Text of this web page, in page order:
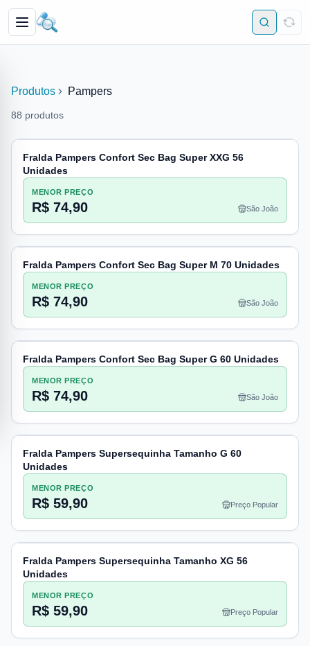
Produtos Pampers
88 produtos
Fralda Pampers Confort Sec Bag Super XXG 56
Unidades
MENOR PREÇO
R$ 74,90 São João
Fralda Pampers Confort Sec Bag Super M 70 Unidades
MENOR PREÇO
R$ 74,90 São João
Fralda Pampers Confort Sec Bag Super G 60 Unidades
MENOR PREÇO
R$ 74,90 São João
Fralda Pampers Supersequinha Tamanho G 60
Unidades
MENOR PREÇO
R$ 59,90 Preço Popular
Fralda Pampers Supersequinha Tamanho XG 56
Unidades
MENOR PREÇO
R$ 59,90 Preço Popular